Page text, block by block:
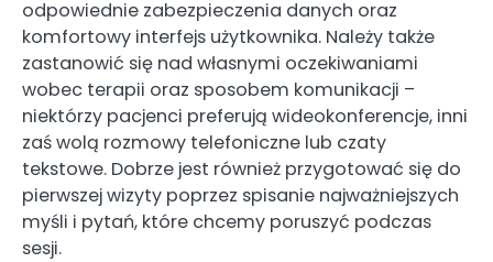
odpowiednie zabezpieczenia danych oraz
komfortowy interfejs użytkownika. Należy także
zastanowić się nad własnymi oczekiwaniami
wobec terapii oraz sposobem komunikacji –
niektórzy pacjenci preferują wideokonferencje, inni
zaś wolą rozmowy telefoniczne lub czaty
tekstowe. Dobrze jest również przygotować się do
pierwszej wizyty poprzez spisanie najważniejszych
myśli i pytań, które chcemy poruszyć podczas
sesji.